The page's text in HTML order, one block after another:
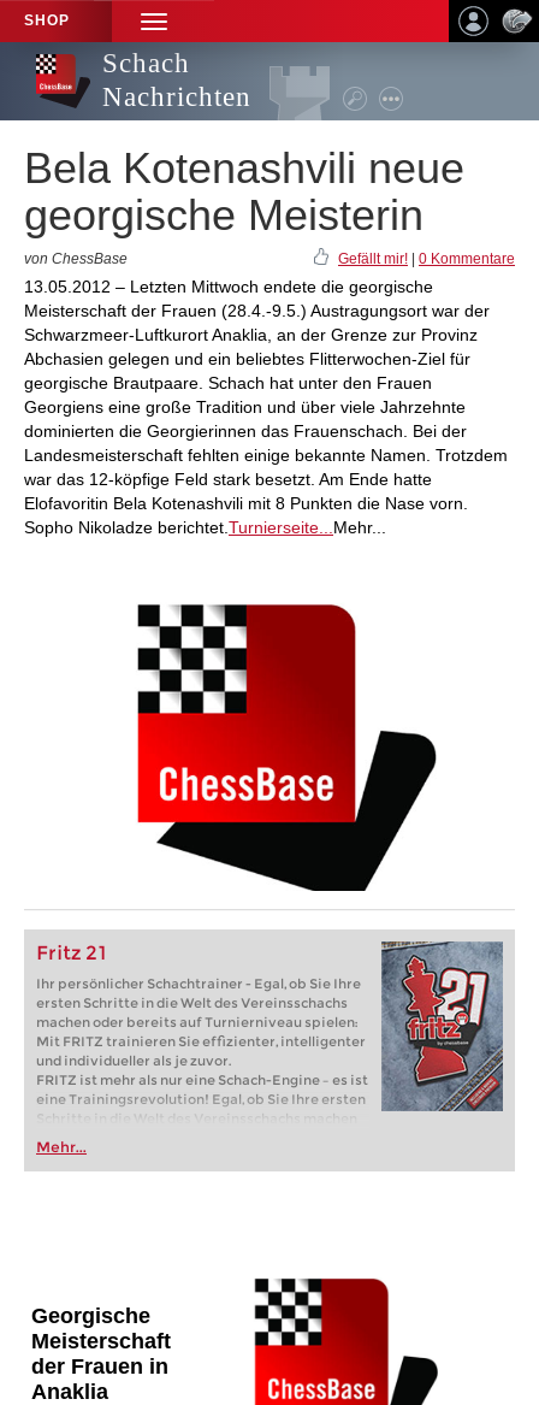
SHOP
TOGGLE
NAVIGATION
Schach
Nachrichten
Bela Kotenashvili neue
georgische Meisterin
von ChessBase Gefällt mir! 0 Kommentare
13.05.2012 – Letzten Mittwoch endete die georgische
Meisterschaft der Frauen (28.4.-9.5.) Austragungsort war der
Schwarzmeer-Luftkurort Anaklia, an der Grenze zur Provinz
Abchasien gelegen und ein beliebtes Flitterwochen-Ziel für
georgische Brautpaare. Schach hat unter den Frauen
Georgiens eine große Tradition und über viele Jahrzehnte
dominierten die Georgierinnen das Frauenschach. Bei der
Landesmeisterschaft fehlten einige bekannte Namen. Trotzdem
war das 12-köpfige Feld stark besetzt. Am Ende hatte
Elofavoritin Bela Kotenashvili mit 8 Punkten die Nase vorn.
Sopho Nikoladze berichtet. Turnierseite... Mehr...
Fritz 21
Ihr persönlicher Schachtrainer - Egal, ob Sie Ihre
ersten Schritte in die Welt des Vereinsschachs
machen oder bereits auf Turnierniveau spielen:
Mit FRITZ trainieren Sie effizienter, intelligenter
und individueller als je zuvor.
FRITZ ist mehr als nur eine Schach-Engine – es ist
eine Trainingsrevolution! Egal, ob Sie Ihre ersten
Schritte in die Welt des Vereinsschachs machen
oder bereits auf Turnierniveau spielen: Mit
FRITZ trainieren Sie effizienter, intelligenter und
individueller als je zuvor.
Mehr...
Georgische
Meisterschaft
der Frauen in
Anaklia